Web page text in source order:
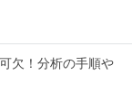
欠！分析の手順や